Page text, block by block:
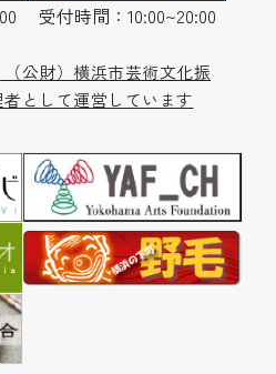
受付時間：10:00~20:00
（公財）横浜市芸術文化振
として運営しています